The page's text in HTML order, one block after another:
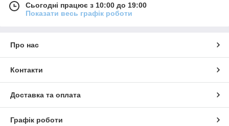
Сьогодні працює з 10:00 до 19:00
Показати весь графік роботи
Про нас
Контакти
Доставка та оплата
Графік роботи